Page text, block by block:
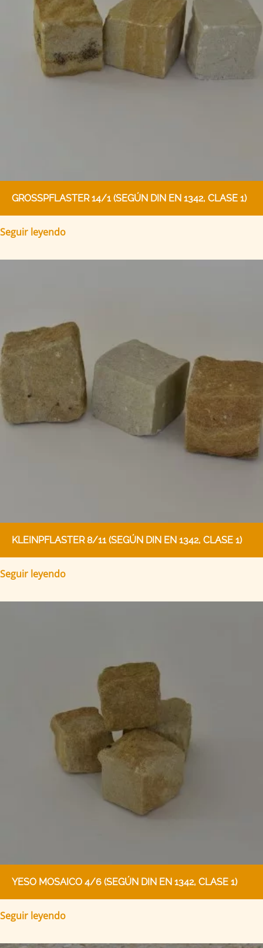
GROSSPFLASTER 14/1 (SEGÚN DIN EN 1342, CLASE 1)
Seguir leyendo
KLEINPFLASTER 8/11 (SEGÚN DIN EN 1342, CLASE 1)
Seguir leyendo
YESO MOSAICO 4/6 (SEGÚN DIN EN 1342, CLASE 1)
Seguir leyendo